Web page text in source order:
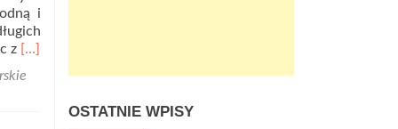
i
z Read
about
[…]
OSTATNIE WPISY